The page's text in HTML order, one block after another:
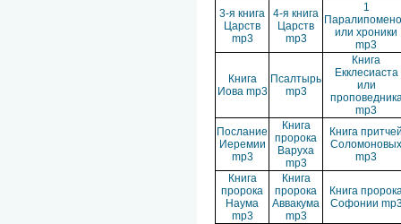
3-я книга
Царств
mp3
4-я книга
Царств
mp3
1
или хроники
mp3
Книга
Иова mp3
Псалтырь
mp3
Книга
Екклесиаста
или
mp3
Послание
Иеремии
mp3
Книга
пророка
Варуха
mp3
Книга
Соломоновых
mp3
Книга
пророка
Наума
mp3
Книга
пророка
Аввакума
mp3
Книга
Софонии